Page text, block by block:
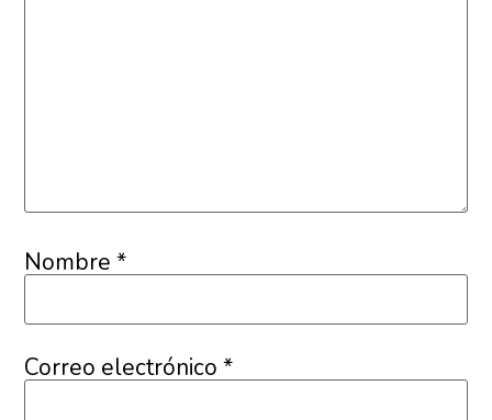
Nombre*
Correo electrónico*